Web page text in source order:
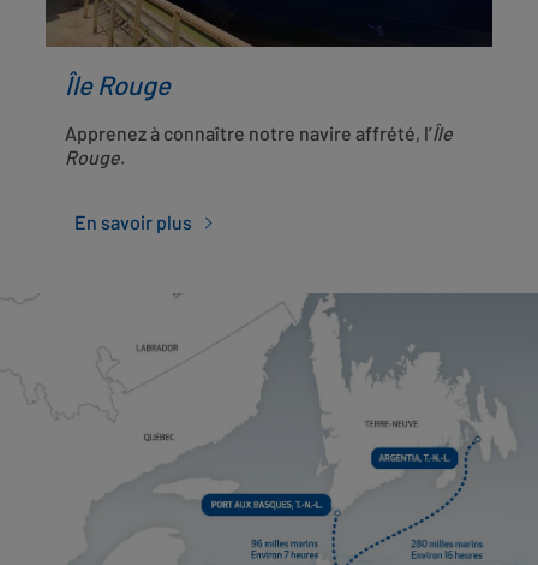
Île Rouge
Apprenez à connaître notre navire affrété, l’Île
Rouge.
En savoir plus